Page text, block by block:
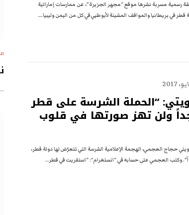
رسمية مسربة نشرها موقع “مجهر الجزيرة”، عن ممارسات إماراتية
في بريطانيا والمواقف المشينة لأبوظبي في كل من اليمن وليبيا.…
“الحملة الشرسة على قطر
ولن تهز صورتها في قلوب
حجاج العجمي، الهجمة الإعلامية الشرسة التي تتعرّض لها دولة قطر،
وكتب العجمي على حسابه في “انستغرام”: “استقريت في قطر…
…